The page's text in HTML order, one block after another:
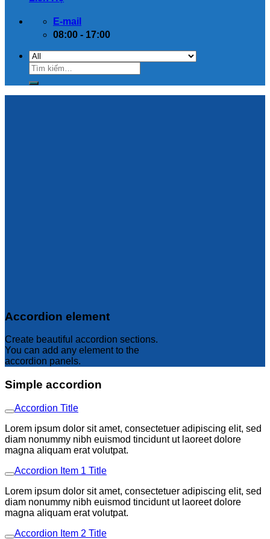
E-mail
08:00 - 17:00
Accordion element
Create beautiful accordion sections.
You can add any element to the
accordion panels.
Simple accordion
Accordion Title
Lorem ipsum dolor sit amet, consectetuer adipiscing elit, sed
diam nonummy nibh euismod tincidunt ut laoreet dolore
magna aliquam erat volutpat.
Accordion Item 1 Title
Lorem ipsum dolor sit amet, consectetuer adipiscing elit, sed
diam nonummy nibh euismod tincidunt ut laoreet dolore
magna aliquam erat volutpat.
Accordion Item 2 Title